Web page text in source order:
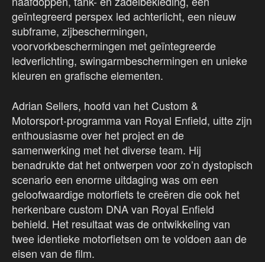
geïntegreerd perspex led achterlicht, een nieuw
subframe, zijbeschermingen,
voorvorkbeschermingen met geïntegreerde
ledverlichting, swingarmbeschermingen en unieke
kleuren en grafische elementen.
Adrian Sellers, hoofd van het Custom &
Motorsport-programma van Royal Enfield, uitte zijn
enthousiasme over het project en de
samenwerking met het diverse team. Hij
benadrukte dat het ontwerpen voor zo’n dystopisch
scenario een enorme uitdaging was om een
geloofwaardige motorfiets te creëren die ook het
herkenbare custom DNA van Royal Enfield
behield. Het resultaat was de ontwikkeling van
twee identieke motorfietsen om te voldoen aan de
eisen van de film.